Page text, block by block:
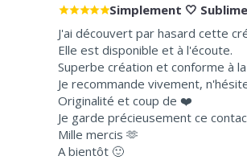
Simplement 🤍
J'ai découvert par hasard cette
Elle est disponible et à l'écoute.
Superbe création et conforme à
Je recommande vivement,
Originalité et coup de ❤️
Je garde précieusement ce
Mille mercis 🫶
A bientôt 🙂